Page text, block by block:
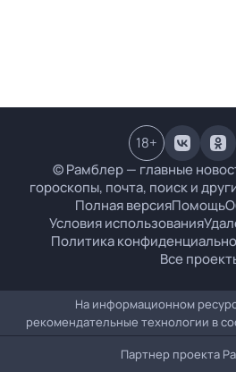
© Рамблер — главные
гороскопы, почта, поиск и
Полная версияПомощь
Условия использования
Политика
Все
18+
На информационном
рекомендательные технологии в
Партнер проекта